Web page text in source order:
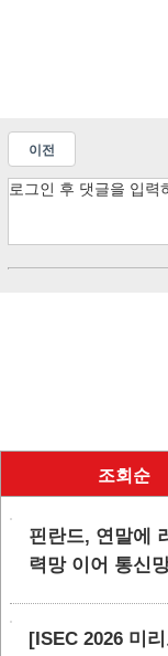
이전
조회순
핀란드, 연말에
력망 이어 통신
[ISEC 2026 미